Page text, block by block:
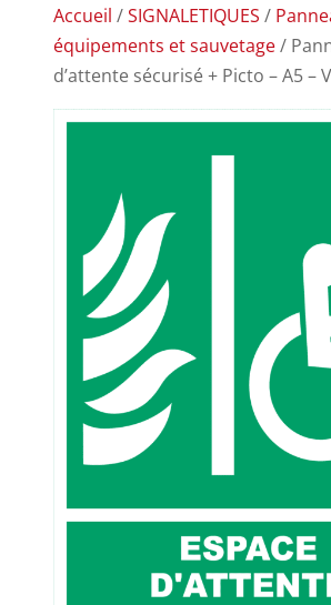
Accueil /SIGNALETIQUES /
équipements et sauvetage/
d’attente sécurisé + Picto – A5 –